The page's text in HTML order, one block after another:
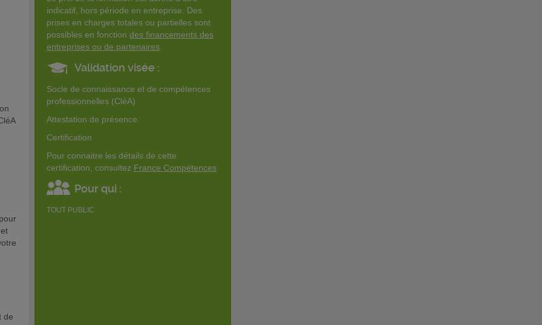
de
indicatif, hors période en entreprise. Des
prises en charges totales ou partielles sont
possibles en fonction des financements des
entreprises ou de partenaires
Validation visée :
Socle de connaissance et de compétences
professionnelles (CléA)
Attestation de présence
Certification
Pour connaitre les détails de cette
certification, consultez France Compétences
Pour qui :
TOUT PUBLIC